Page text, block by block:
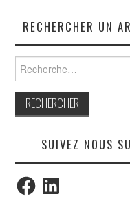
RECHERCHER UN
SUIVEZ NOUS
FacebookLinkedIn